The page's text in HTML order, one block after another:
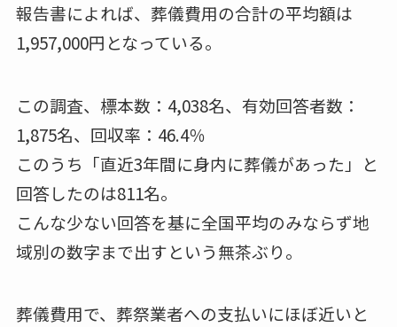
報告書によれば、葬儀費用の合計の平均額は
1,957,000円となっている。
この調査、標本数：4,038名、有効回答者数：
1,875名、回収率：46.4％
このうち「直近3年間に身内に葬儀があった」と
回答したのは811名。
こんな少ない回答を基に全国平均のみならず地
域別の数字まで出すという無茶ぶり。
葬儀費用で、葬祭業者への支払いにほぼ近いと